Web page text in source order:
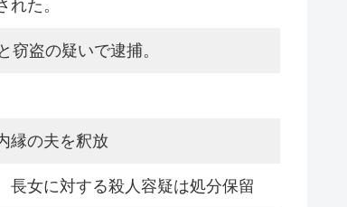
た。
窃盗の疑いで逮捕。
縁の夫を釈放
長女に対する殺人容疑は処分保留